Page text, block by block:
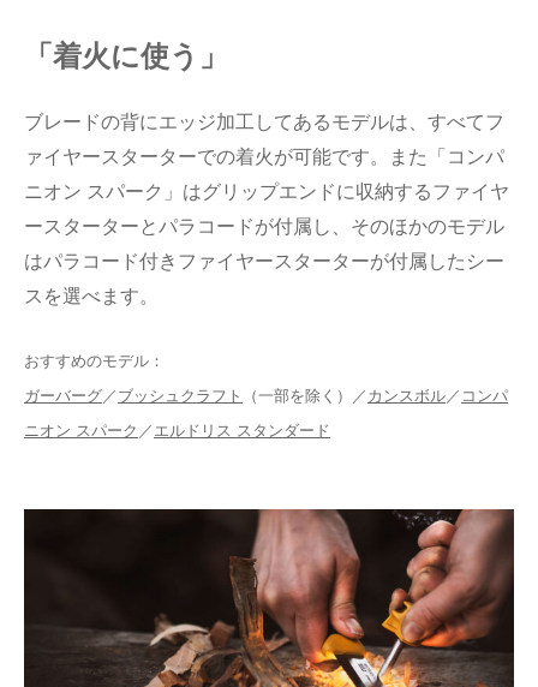
「着火に使う」
ブレードの背にエッジ加工してあるモデルは、すべてフ
ァイヤースターターでの着火が可能です。また「コンパ
ニオン スパーク」はグリップエンドに収納するファイヤ
ースターターとパラコードが付属し、そのほかのモデル
はパラコード付きファイヤースターターが付属したシー
スを選べます。
おすすめのモデル：
ガーバーグ／ブッシュクラフト （一部を除く）／ カンスボル／ コンパ
ニオン スパーク ／ エルドリス スタンダード